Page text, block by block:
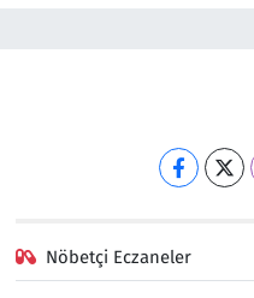
Nöbetçi Eczaneler